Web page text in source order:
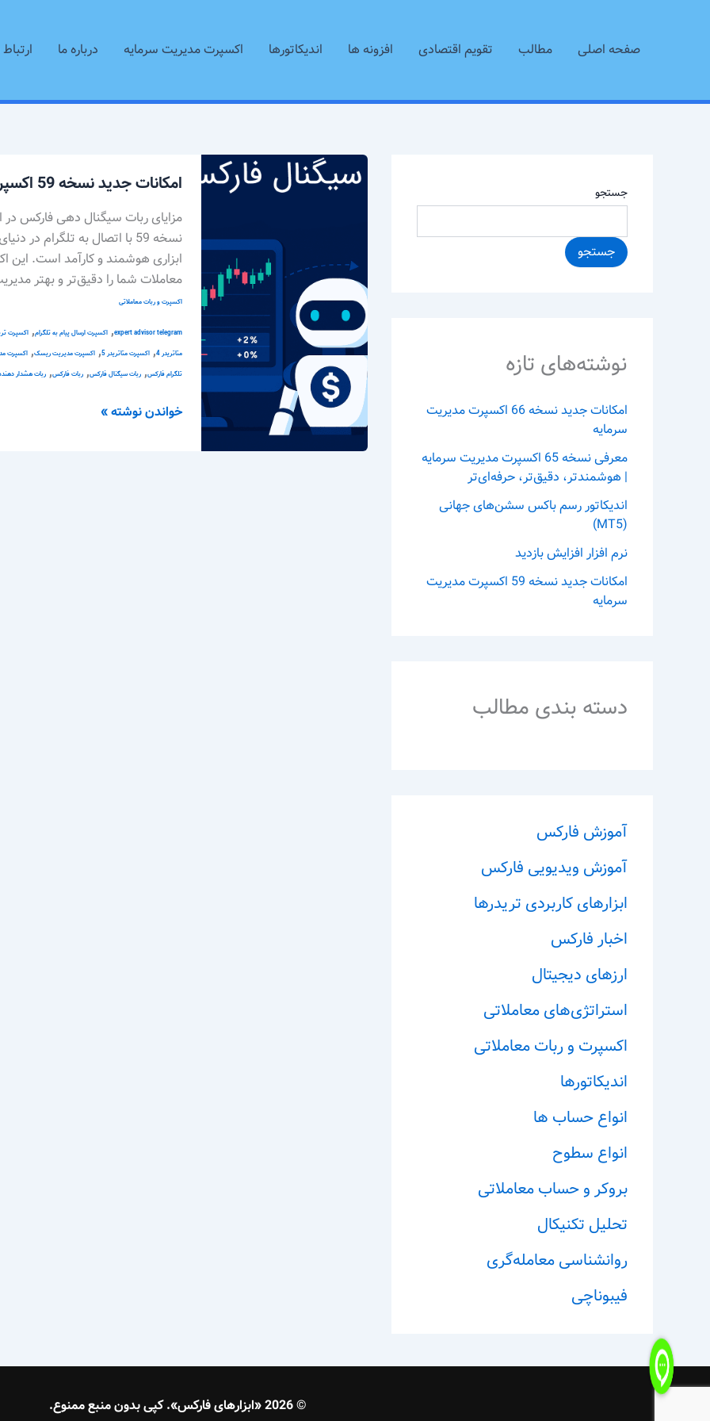
صفحه اصلی مطالب تقویم اقتصادی افزونه ها اندیکاتورها اکسپرت مدیریت سرمایه درباره ما ارتباط
جستجو
جستجو
نوشته‌های تازه
امکانات جدید نسخه 66 اکسپرت مدیریت
سرمایه
معرفی نسخه 65 اکسپرت مدیریت سرمایه
| هوشمندتر، دقیق‌تر، حرفه‌ای‌تر
اندیکاتور رسم باکس سشن‌های جهانی
(MT5)
نرم افزار افزایش بازدید
امکانات جدید نسخه 59 اکسپرت مدیریت
سرمایه
دسته بندی مطالب
آموزش فارکس
آموزش ویدیویی فارکس
ابزارهای کاربردی تریدرها
اخبار فارکس
ارزهای دیجیتال
استراتژی‌های معاملاتی
اکسپرت و ربات معاملاتی
اندیکاتورها
انواع حساب ها
انواع سطوح
بروکر و حساب معاملاتی
تحلیل تکنیکال
روانشناسی معامله‌گری
فیبوناچی
امکانات جدید نسخه 59 اکسپرت به ربات تلگرام
مزایای ربات سیگنال دهی فارکس
ابزاری هوشمند و کارآمد است.
معاملات شما را دقیق‌تر و بهتر
اکسپرت و ربات معاملاتی
expert advisor telegram
, اکسپرت ارسال پیام به تلگرام, اکسپرت
متاتریدر 4 , اکسپرت متاتریدر 5 , اکسپرت مدیریت ریسک, اکسپرت
تلگرام فارکس, ربات سیگنال فارکس, ربات فارکس, ربات هشدار
جدید
59
اکسپرت
به
ربات
تلگرام
خواندن نوشته »
© 2026 «ابزارهای فارکس». کپی بدون منبع ممنوع.